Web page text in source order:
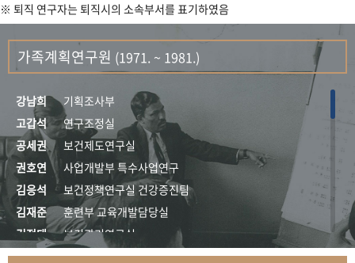
연구 역사
정책과 연구 키워드로 보는 연구 역사
연구자들
간행물 변천사
기록물 아카이브
사진 아카이브 문서 기록물 행정박물 영상 기록물
50+1주년 기념
성과 50선 숫자로 보는 50년
세계와 함께 한 KIHASA
※ 퇴직 연구자는 퇴직시의 소속부서를 표기하였음
가족계획연구원 (1971. ~ 1981.)
강남희
기획조사부
고갑석
연구조정실
공세권
보건제도연구실
권호연
사업개발부 특수사업연구
김응석
보건정책연구실 건강증진팀
김재준
훈련부 교육개발담당실
김정태
보건관리연구실
김지자
연구부 사회개발담당실